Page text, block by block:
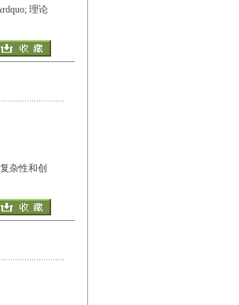
理论
杂性和创